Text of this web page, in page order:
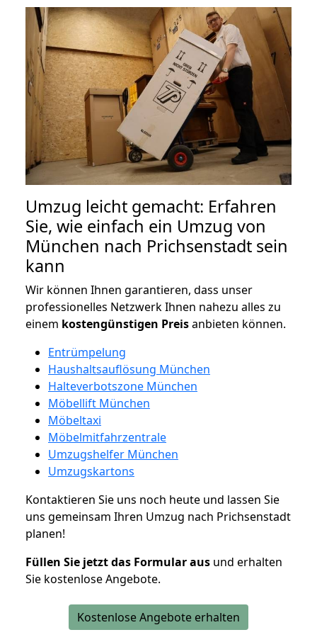
Umzug leicht gemacht: Erfahren
Sie, wie einfach ein Umzug von
München nach Prichsenstadt sein
kann
Wir können Ihnen garantieren, dass unser
professionelles Netzwerk Ihnen nahezu alles zu
einem kostengünstigen Preisanbieten können.
Entrümpelung
Haushaltsauflösung München
Halteverbotszone München
Möbellift München
Möbeltaxi
Möbelmitfahrzentrale
Umzugshelfer München
Umzugskartons
Kontaktieren Sie uns noch heute und lassen Sie
uns gemeinsam Ihren Umzug nach Prichsenstadt
planen!
Füllen Sie jetzt das Formular aus und erhalten
Sie kostenlose Angebote.
Kostenlose Angebote erhalten